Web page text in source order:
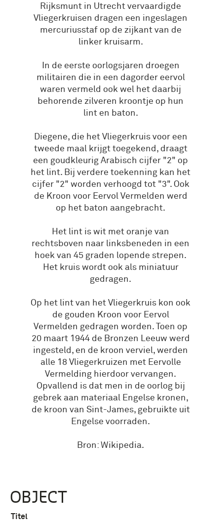
Rijksmunt in Utrecht vervaardigde
Vliegerkruisen dragen een ingeslagen
mercuriusstaf op de zijkant van de
linker kruisarm.
In de eerste oorlogsjaren droegen
militairen die in een dagorder eervol
waren vermeld ook wel het daarbij
behorende zilveren kroontje op hun
lint en baton.
Diegene, die het Vliegerkruis voor een
tweede maal krijgt toegekend, draagt
een goudkleurig Arabisch cijfer "2" op
het lint. Bij verdere toekenning kan het
cijfer "2" worden verhoogd tot "3". Ook
de Kroon voor Eervol Vermelden werd
op het baton aangebracht.
Het lint is wit met oranje van
rechtsboven naar linksbeneden in een
hoek van 45 graden lopende strepen.
Het kruis wordt ook als miniatuur
gedragen.
Op het lint van het Vliegerkruis kon ook
de gouden Kroon voor Eervol
Vermelden gedragen worden. Toen op
20 maart 1944 de Bronzen Leeuw werd
ingesteld, en de kroon verviel, werden
alle 18 Vliegerkruizen met Eervolle
Vermelding hierdoor vervangen.
Opvallend is dat men in de oorlog bij
gebrek aan materiaal Engelse kronen,
de kroon van Sint-James, gebruikte uit
Engelse voorraden.
Bron: Wikipedia.
OBJECT
Titel